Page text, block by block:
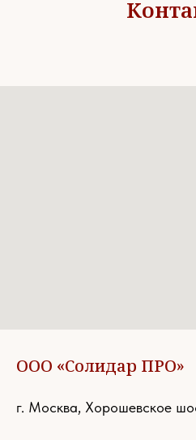
ООО «Солидар ПРО»
г. Москва, Хорошевское